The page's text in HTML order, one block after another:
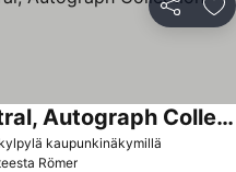
Jaa
kaupunkinäkymillä
Roomers Frankfurt Central, Autograph Collection
Römer